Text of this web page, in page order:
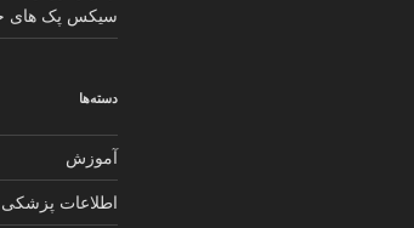
سیکس پک های
دسته‌ها
آموزش
اطلاعات پزشکی